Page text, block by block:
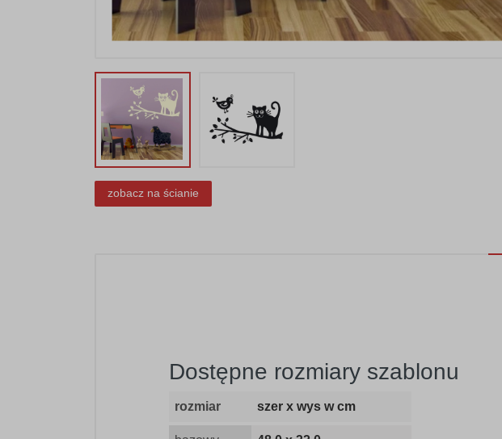
zobacz na ścianie
Dostępne rozmiary szablonu
rozmiar szer x wys w cm